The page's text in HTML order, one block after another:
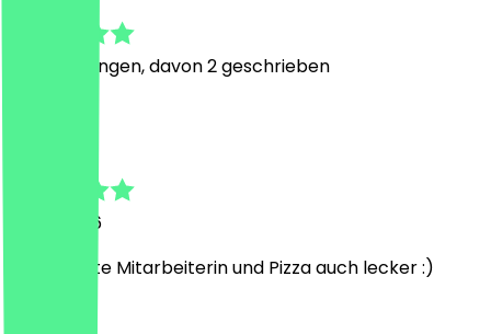
Bewertungen, davon 2 geschrieben
3. Mai 2026
Super nette Mitarbeiterin und Pizza auch lecker :)